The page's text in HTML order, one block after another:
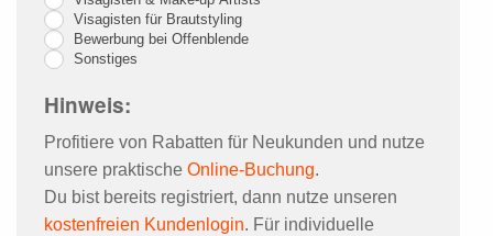
Visagisten für Brautstyling
Bewerbung bei Offenblende
Sonstiges
Hinweis:
Profitiere von Rabatten für Neukunden und nutze
unsere praktische Online-Buchung.
Du bist bereits registriert, dann nutze unseren
kostenfreien Kundenlogin. Für individuelle